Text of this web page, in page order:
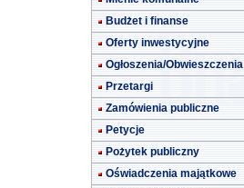
Budżet i finanse
Oferty inwestycyjne
Ogłoszenia/Obwieszczenia
Przetargi
Zamówienia publiczne
Petycje
Pożytek publiczny
Oświadczenia majątkowe